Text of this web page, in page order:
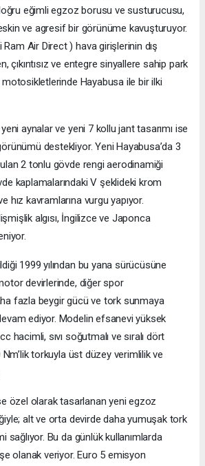
eğimli egzoz borusu ve susturucusu,
ve agresif bir görünüme kavuşturuyor.
Ram Air Direct ) hava girişlerinin dış
çıkıntısız ve entegre sinyallere sahip park
motosikletlerinde Hayabusa ile bir ilki
aynalar ve yeni 7 kollu jant tasarımı ise
destekliyor. Yeni Hayabusa’da 3
2 tonlu gövde rengi aerodinamiği
kaplamalarındaki V şeklideki krom
hız kavramlarına vurgu yapıyor.
algısı, İngilizce ve Japonca
1999 yılından bu yana sürücüsüne
devirlerinde, diğer spor
fazla beygir gücü ve tork sunmaya
ediyor. Modelin efsanevi yüksek
hacimli, sıvı soğutmalı ve sıralı dört
torkuyla üst düzey verimlilik ve
özel olarak tasarlanan yeni egzoz
alt ve orta devirde daha yumuşak tork
sağlıyor. Bu da günlük kullanımlarda
olanak veriyor. Euro 5 emisyon